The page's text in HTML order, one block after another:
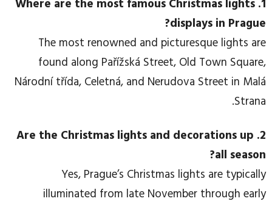
1. Where are the most famous Christmas lights
displays in Prague?
The most renowned and picturesque lights are
found along Pařížská Street, Old Town Square,
Národní třída, Celetná, and Nerudova Street in Malá
Strana.
2. Are the Christmas lights and decorations up
all season?
Yes, Prague’s Christmas lights are typically
illuminated from late November through early